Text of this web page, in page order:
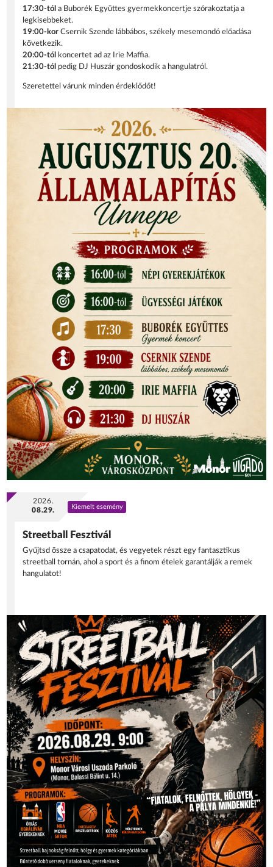
17:30-tól a Buborék Együttes gyermekkoncertje szórakoztatja a
legkisebbeket.
19:00-korCsernik Szende lábbábos, székely mesemondó előadása
következik.
20:00-tól
koncertet ad az Irie Maffia.
21:30-tól pedig DJ Huszár gondoskodik a hangulatról.
Szeretettel várunk minden érdeklődőt!
2026.
08.29.
Kiemelt esemény
Streetball Fesztivál
Gyűjtsd össze a csapatodat, és vegyetek részt egy fantasztikus
streetball tornán, ahol a sport és a finom ételek garantálják a remek
hangulatot!